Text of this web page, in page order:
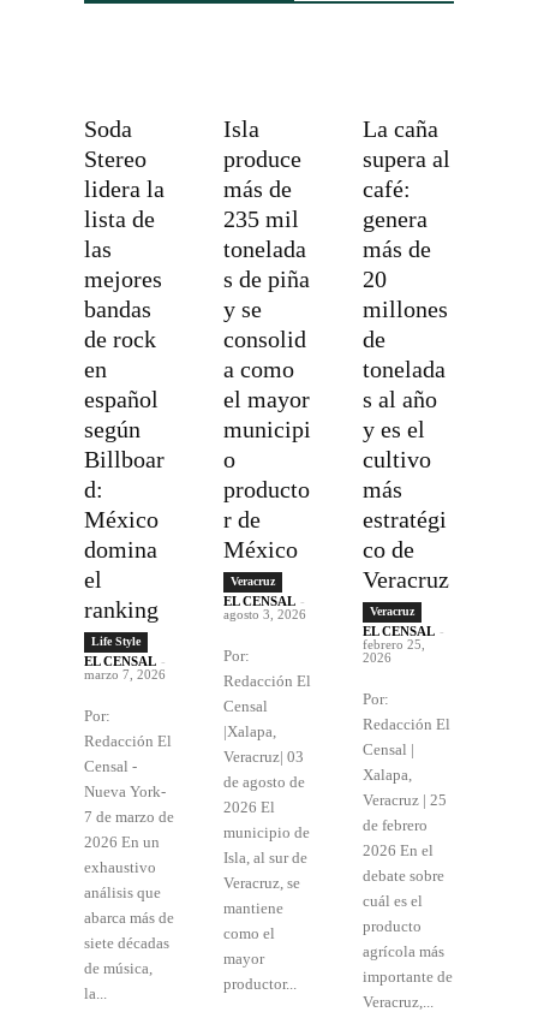
Soda
Stereo
lidera la
lista de
las
mejores
bandas
de rock
en
español
según
Billboar
d:
México
domina
el
ranking
Life Style
EL CENSAL -
marzo 7, 2026
Por:
Redacción El
Censal -
Nueva York-
7 de marzo de
2026 En un
exhaustivo
análisis que
abarca más de
siete décadas
de música,
la...
Isla
produce
más de
235 mil
tonelada
s de piña
y se
consolid
a como
el mayor
municipi
o
producto
r de
México
Veracruz
EL CENSAL -
agosto 3, 2026
Por:
Redacción El
Censal
|Xalapa,
Veracruz| 03
de agosto de
2026 El
municipio de
Isla, al sur de
Veracruz, se
mantiene
como el
mayor
productor...
La caña
supera al
café:
genera
más de
20
millones
de
tonelada
s al año
y es el
cultivo
más
estratégi
co de
Veracruz
Veracruz
EL CENSAL -
febrero 25,
2026
Por:
Redacción El
Censal |
Xalapa,
Veracruz | 25
de febrero
2026 En el
debate sobre
cuál es el
producto
agrícola más
importante de
Veracruz,...